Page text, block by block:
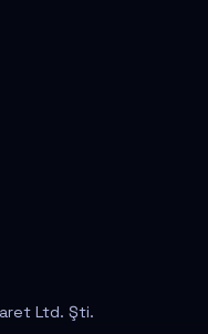
Ltd. Şti.